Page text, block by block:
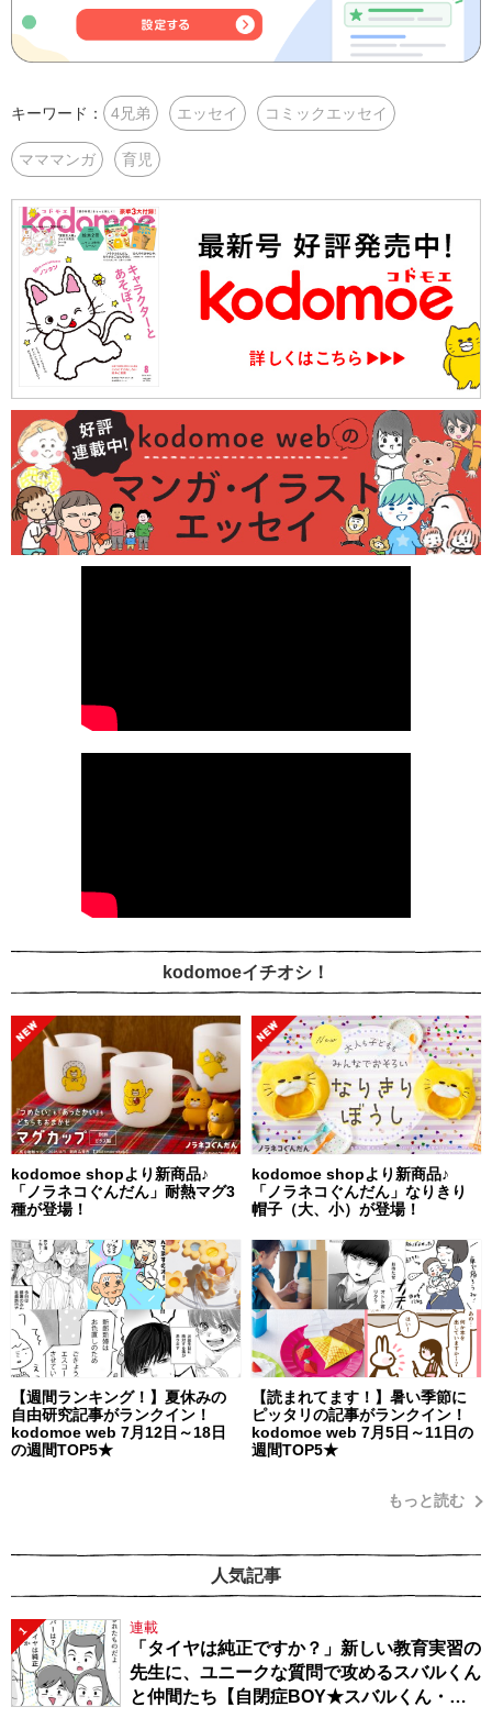
キーワード： 4兄弟 エッセイ コミックエッセイ
マママンガ 育児
kodomoeイチオシ！
kodomoe shopより新商品♪
「ノラネコぐんだん」耐熱マグ3
種が登場！
kodomoe shopより新商品♪
「ノラネコぐんだん」なりきり
帽子（大、小）が登場！
【週間ランキング！】夏休みの
自由研究記事がランクイン！
kodomoe web 7月12日～18日
の週間TOP5★
【読まれてます！】暑い季節に
ピッタリの記事がランクイン！
kodomoe web 7月5日～11日の
週間TOP5★
もっと読む
人気記事
1 連載
「タイヤは純正ですか？」新しい教育実習の
先生に、ユニークな質問で攻めるスバルくん
と仲間たち【自閉症BOY★スバルくん・